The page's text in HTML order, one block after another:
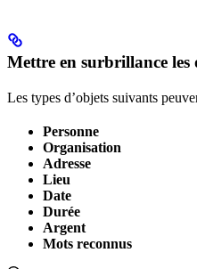
Mettre en surbrillance les
Les types d’objets suivants
Personne
Organisation
Adresse
Lieu
Date
Durée
Argent
Mots reconnus